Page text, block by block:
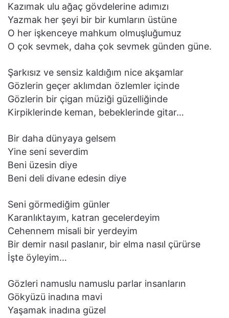
Kazımak ulu ağaç gövdelerine adımızı
Yazmak her şeyi bir bir kumların üstüne
O her işkenceye mahkum olmuşluğumuz
O çok sevmek, daha çok sevmek günden güne.
Şarkısız ve sensiz kaldığım nice akşamlar
Gözlerin geçer aklımdan özlemler içinde
Gözlerin bir çigan müziği güzelliğinde
Kirpiklerinde keman, bebeklerinde gitar…
Bir daha dünyaya gelsem
Yine seni severdim
Beni üzesin diye
Beni deli divane edesin diye
Seni görmediğim günler
Karanlıktayım, katran gecelerdeyim
Cehennem misali bir yerdeyim
Bir demir nasıl paslanır, bir elma nasıl çürürse
İşte öyleyim…
Gözleri namuslu namuslu parlar insanların
Gökyüzü inadına mavi
Yaşamak inadına güzel